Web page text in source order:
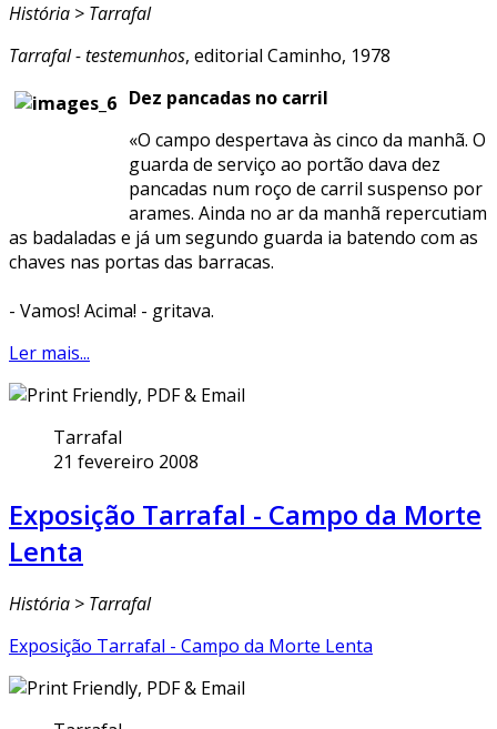
História > Tarrafal
Tarrafal - testemunhos, editorial Caminho, 1978
Dez pancadas no carril
«O campo despertava às cinco da manhã. O
guarda de serviço ao portão dava dez
pancadas num roço de carril suspenso por
arames. Ainda no ar da manhã repercutiam
as badaladas e já um segundo guarda ia batendo com as
chaves nas portas das barracas.
- Vamos! Acima! - gritava.
Ler mais...
Tarrafal
21 fevereiro 2008
Exposição Tarrafal - Campo da Morte
Lenta
História > Tarrafal
Exposição Tarrafal - Campo da Morte Lenta